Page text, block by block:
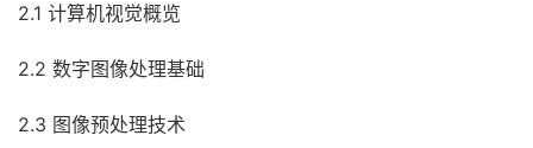
2.1 计算机视觉概览
2.2 数字图像处理基础
2.3 图像预处理技术